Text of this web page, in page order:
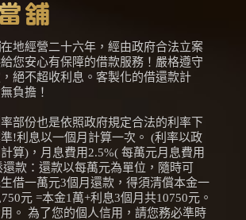
在地經營二十六年，經由政府合法立案
您安心有保障的借款服務！嚴格遵守
絕不超收利息。客製化的借還款計
負擔！
部份也是依照政府規定合法的利率下
!利息以一個月計算一次。 (利率以政
算)，月息費用2.5%( 每萬元月息費用
款：還款以每萬元為單位，隨時可
借一萬元3個月還款，得須清償本金一
元 =本金1萬+利息3個月共10750元。
。 為了您的個人信用，請您務必準時